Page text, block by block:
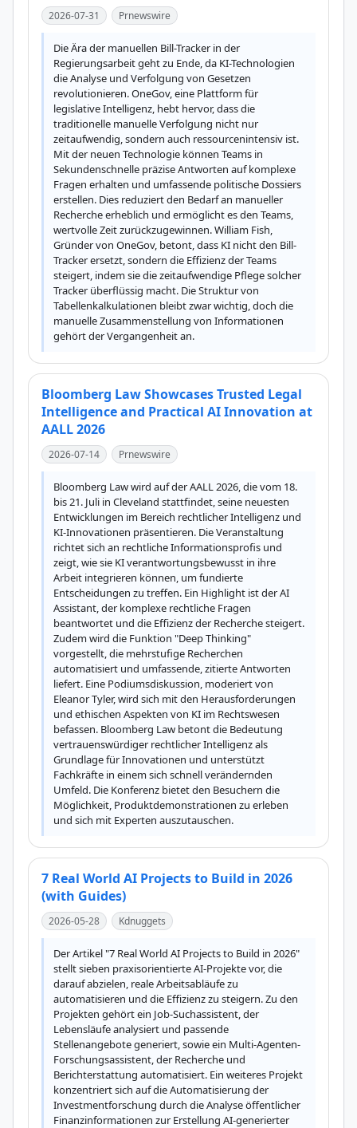
2026-07-31 Prnewswire
Die Ära der manuellen Bill-Tracker in der
Regierungsarbeit geht zu Ende, da KI-Technologien
die Analyse und Verfolgung von Gesetzen
revolutionieren. OneGov, eine Plattform für
legislative Intelligenz, hebt hervor, dass die
traditionelle manuelle Verfolgung nicht nur
zeitaufwendig, sondern auch ressourcenintensiv ist.
Mit der neuen Technologie können Teams in
Sekundenschnelle präzise Antworten auf komplexe
Fragen erhalten und umfassende politische Dossiers
erstellen. Dies reduziert den Bedarf an manueller
Recherche erheblich und ermöglicht es den Teams,
wertvolle Zeit zurückzugewinnen. William Fish,
Gründer von OneGov, betont, dass KI nicht den Bill-
Tracker ersetzt, sondern die Effizienz der Teams
steigert, indem sie die zeitaufwendige Pflege solcher
Tracker überflüssig macht. Die Struktur von
Tabellenkalkulationen bleibt zwar wichtig, doch die
manuelle Zusammenstellung von Informationen
gehört der Vergangenheit an.
Bloomberg Law Showcases Trusted Legal
Intelligence and Practical AI Innovation at
AALL 2026
2026-07-14 Prnewswire
Bloomberg Law wird auf der AALL 2026, die vom 18.
bis 21. Juli in Cleveland stattfindet, seine neuesten
Entwicklungen im Bereich rechtlicher Intelligenz und
KI-Innovationen präsentieren. Die Veranstaltung
richtet sich an rechtliche Informationsprofis und
zeigt, wie sie KI verantwortungsbewusst in ihre
Arbeit integrieren können, um fundierte
Entscheidungen zu treffen. Ein Highlight ist der AI
Assistant, der komplexe rechtliche Fragen
beantwortet und die Effizienz der Recherche steigert.
Zudem wird die Funktion "Deep Thinking"
vorgestellt, die mehrstufige Recherchen
automatisiert und umfassende, zitierte Antworten
liefert. Eine Podiumsdiskussion, moderiert von
Eleanor Tyler, wird sich mit den Herausforderungen
und ethischen Aspekten von KI im Rechtswesen
befassen. Bloomberg Law betont die Bedeutung
vertrauenswürdiger rechtlicher Intelligenz als
Grundlage für Innovationen und unterstützt
Fachkräfte in einem sich schnell verändernden
Umfeld. Die Konferenz bietet den Besuchern die
Möglichkeit, Produktdemonstrationen zu erleben
und sich mit Experten auszutauschen.
7 Real World AI Projects to Build in 2026
(with Guides)
2026-05-28 Kdnuggets
Der Artikel "7 Real World AI Projects to Build in 2026"
stellt sieben praxisorientierte AI-Projekte vor, die
darauf abzielen, reale Arbeitsabläufe zu
automatisieren und die Effizienz zu steigern. Zu den
Projekten gehört ein Job-Suchassistent, der
Lebensläufe analysiert und passende
Stellenangebote generiert, sowie ein Multi-Agenten-
Forschungsassistent, der Recherche und
Berichterstattung automatisiert. Ein weiteres Projekt
konzentriert sich auf die Automatisierung der
Investmentforschung durch die Analyse öffentlicher
Finanzinformationen zur Erstellung AI-generierter